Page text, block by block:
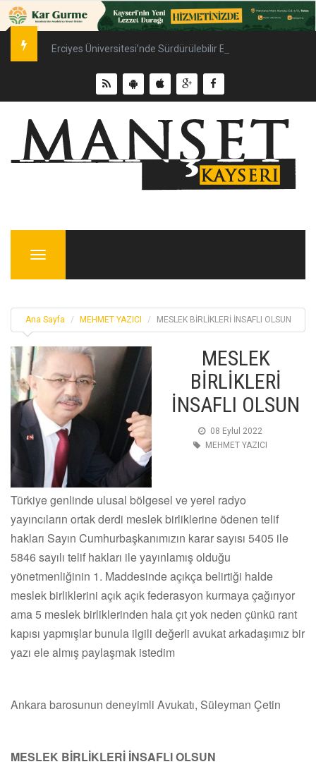
Erciyes Üniversitesi’nde Sürdürülebilir Enerji Hamlesi
Menu
Ana Sayfa MEHMET YAZICI MESLEK BİRLİKLERİ İNSAFLI OLSUN
MESLEK
BİRLİKLERİ
İNSAFLI OLSUN
08 Eylul 2022
MEHMET YAZICI
Türkiye genlinde ulusal bölgesel ve yerel radyo
yayıncıların ortak derdi meslek birliklerine ödenen telif
hakları Sayın Cumhurbaşkanımızın karar sayısı 5405 ile
5846 sayılı telif hakları ile yayınlamış olduğu
yönetmenliğinin 1. Maddesinde açıkça belirtiği halde
meslek birliklerini açık açık federasyon kurmaya çağırıyor
ama 5 meslek birliklerinden hala çıt yok neden çünkü rant
kapısı yapmışlar bunula ilgili değerli avukat arkadaşımız bir
yazı ele almış paylaşmak istedim
Ankara barosunun deneyimli Avukatı, Süleyman Çetin
MESLEK BİRLİKLERİ İNSAFLI OLSUN